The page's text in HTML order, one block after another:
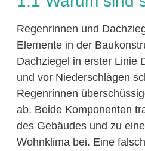
Regenrinnen und
Elemente in der
Dachziegel in erster Linie
und vor Niederschlägen
Regenrinnen
ab. Beide Komponenten
des Gebäudes und zu
Wohnklima bei. Eine